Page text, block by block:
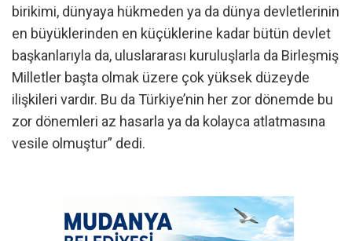
birikimi, dünyaya hükmeden ya da dünya devletlerinin
en büyüklerinden en küçüklerine kadar bütün devlet
başkanlarıyla da, uluslararası kuruluşlarla da Birleşmiş
Milletler başta olmak üzere çok yüksek düzeyde
ilişkileri vardır. Bu da Türkiye’nin her zor dönemde bu
zor dönemleri az hasarla ya da kolayca atlatmasına
vesile olmuştur” dedi.